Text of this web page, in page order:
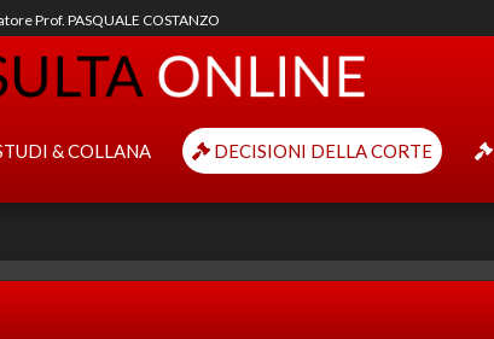
Prof. PASQUALE COSTANZO
& COLLANA DECISIONI DELLA CORTE